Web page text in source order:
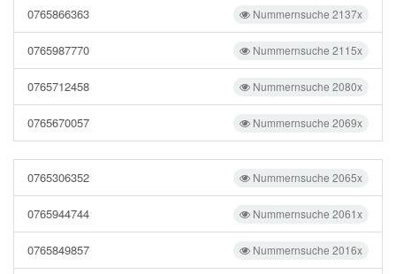
Nummernsuche 2137x
0765866363
Nummernsuche 2115x
0765987770
Nummernsuche 2080x
0765712458
Nummernsuche 2069x
0765670057
Nummernsuche 2065x
0765306352
Nummernsuche 2061x
0765944744
Nummernsuche 2016x
0765849857